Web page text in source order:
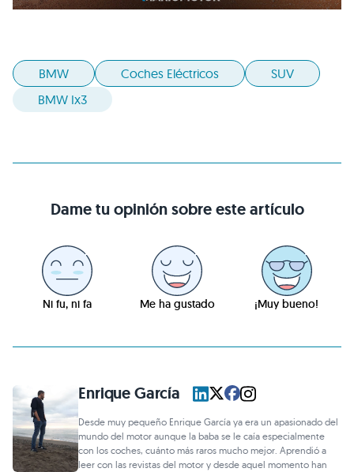
BMW Coches Eléctricos
SUV
BMW Ix3
Dame tu opinión sobre este artículo
Ni fu, ni fa Me ha gustado ¡Muy bueno!
Enrique García
Desde muy pequeño Enrique García ya era un apasionado del
mundo del motor aunque la baba se le caía especialmente
con los coches, cuánto más raros mucho mejor. Aprendió a
leer con las revistas del motor y desde aquel momento han